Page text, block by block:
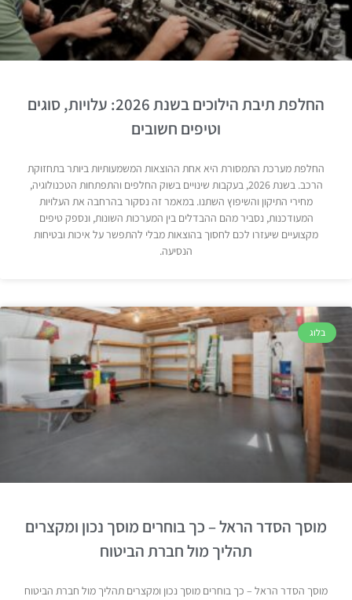
החלפת תיבת הילוכים בשנת 2026: עלויות, סוגים
וטיפים חשובים
החלפת מערכת התמסורת היא אחת ההוצאות המשמעותיות ביותר בתחזוקת
הרכב. בשנת 2026, בעקבות שינויים בשוק החלפים והתפתחות הטכנולוגיה,
מחירי התיקון והשיפוץ השתנו. במאמר זה נסקור בהרחבה את העלויות
המעודכנות, נסביר מהם ההבדלים בין המערכות השונות, ונספק טיפים
מקצועיים שיעזרו לכם לחסוך בהוצאות מבלי להתפשר על איכות ובטיחות
הנסיעה.
בלוג
מוסך הסדר הראל – כך בוחרים מוסך נכון ומקצרים
תהליך מול חברת הביטוח
מוסך הסדר הראל – כך בוחרים מוסך נכון ומקצרים תהליך מול חברת הביטוח